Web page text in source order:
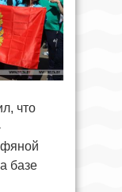
что
базе